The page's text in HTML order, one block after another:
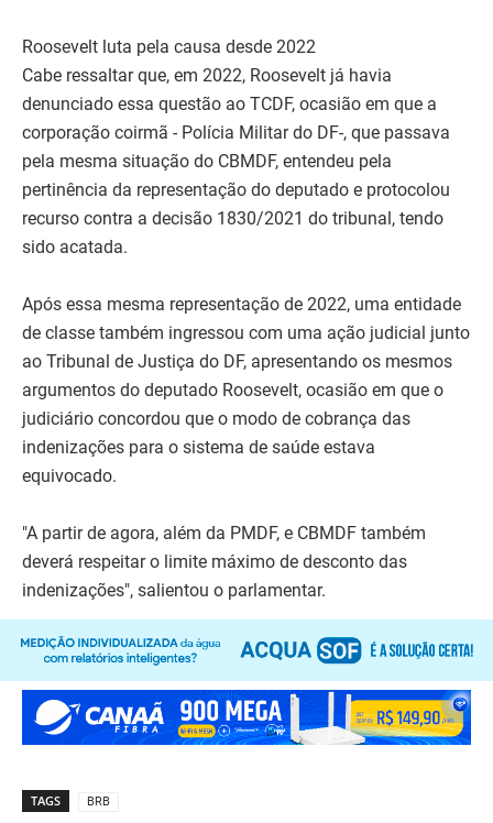
Roosevelt luta pela causa desde 2022
Cabe ressaltar que, em 2022, Roosevelt já havia
denunciado essa questão ao TCDF, ocasião em que a
corporação coirmã - Polícia Militar do DF-, que passava
pela mesma situação do CBMDF, entendeu pela
pertinência da representação do deputado e protocolou
recurso contra a decisão 1830/2021 do tribunal, tendo
sido acatada.
Após essa mesma representação de 2022, uma entidade
de classe também ingressou com uma ação judicial junto
ao Tribunal de Justiça do DF, apresentando os mesmos
argumentos do deputado Roosevelt, ocasião em que o
judiciário concordou que o modo de cobrança das
indenizações para o sistema de saúde estava
equivocado.
"A partir de agora, além da PMDF, e CBMDF também
deverá respeitar o limite máximo de desconto das
indenizações", salientou o parlamentar.
TAGS BRB